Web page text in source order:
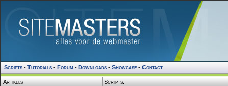
Scripts - Tutorials - Forum - Downloads - Showcase - Contact
Artikels
Scripts: